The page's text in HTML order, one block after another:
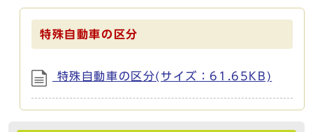
特殊自動車の区分
特殊自動車の区分(サイズ：61.65KB)